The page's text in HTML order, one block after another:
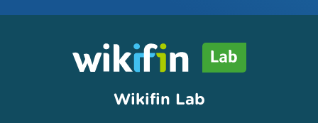
Wikifin Lab